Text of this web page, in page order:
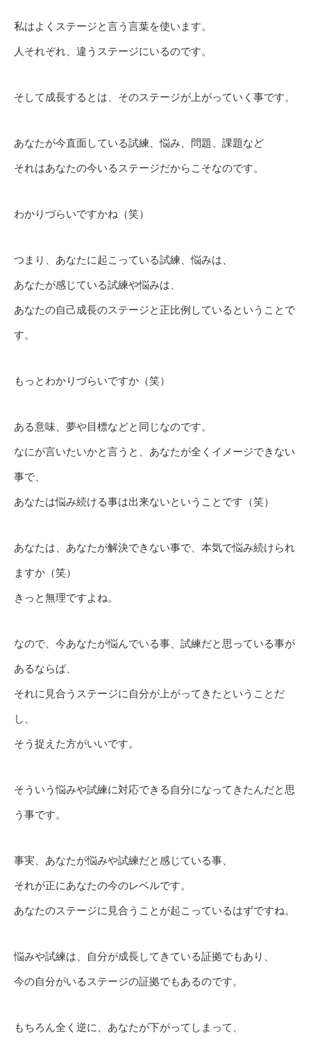
私はよくステージと言う言葉を使います。
人それぞれ、違うステージにいるのです。
そして成長するとは、そのステージが上がっていく事です。
あなたが今直面している試練、悩み、問題、課題など
それはあなたの今いるステージだからこそなのです。
わかりづらいですかね（笑）
つまり、あなたに起こっている試練、悩みは、
あなたが感じている試練や悩みは、
あなたの自己成長のステージと正比例しているということで
す。
もっとわかりづらいですか（笑）
ある意味、夢や目標などと同じなのです。
なにが言いたいかと言うと、あなたが全くイメージできない
事で、
あなたは悩み続ける事は出来ないということです（笑）
あなたは、あなたが解決できない事で、本気で悩み続けられ
ますか（笑）
きっと無理ですよね。
なので、今あなたが悩んでいる事、試練だと思っている事が
あるならば、
それに見合うステージに自分が上がってきたということだ
し、
そう捉えた方がいいです。
そういう悩みや試練に対応できる自分になってきたんだと思
う事です。
事実、あなたが悩みや試練だと感じている事、
それが正にあなたの今のレベルです。
あなたのステージに見合うことが起こっているはずですね。
悩みや試練は、自分が成長してきている証拠でもあり、
今の自分がいるステージの証拠でもあるのです。
もちろん全く逆に、あなたが下がってしまって、